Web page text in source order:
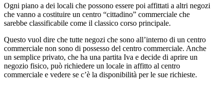
Ogni piano a dei locali che possono essere poi affittati a altri negozi
che vanno a costituire un centro “cittadino” commerciale che
sarebbe classificabile come il classico corso principale.
Questo vuol dire che tutte negozi che sono all’interno di un centro
commerciale non sono di possesso del centro commerciale. Anche
un semplice privato, che ha una partita Iva e decide di aprire un
negozio fisico, può richiedere un locale in affitto al centro
commerciale e vedere se c’è la disponibilità per le sue richieste.